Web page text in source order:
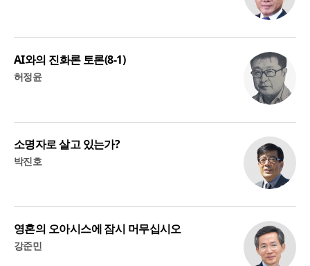
AI와의 진화론 토론(8-1)
허정윤
소명자로 살고 있는가?
박진호
영혼의 오아시스에 잠시 머무십시오
강준민